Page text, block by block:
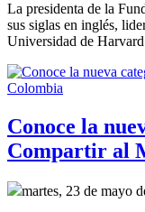
La presidenta de la
sus siglas en inglés,
Universidad de
Conoce la
Compartir al
martes, 23 de mayo